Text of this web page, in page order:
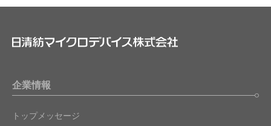
企業情報
トップメッセージ